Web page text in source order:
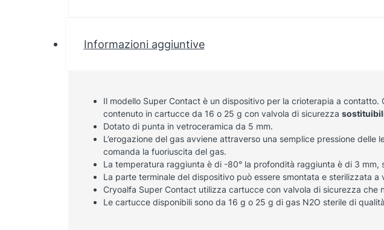
Informazioni aggiuntive
Il modello Super Contact è un dispositivo per la crioterapia a contatto.
contenuto in cartucce da 16 o 25 g con valvola di sicurezza
Dotato di punta in vetroceramica da 5 mm.
L’erogazione del gas avviene attraverso una semplice pressione
comanda la fuoriuscita del gas.
La temperatura raggiunta è di -80° la profondità raggiunta è di 3 mm,
La parte terminale del dispositivo può essere smontata e sterilizzata a
Cryoalfa Super Contact utilizza cartucce con valvola di sicurezza
Le cartucce disponibili sono da 16 g o 25 g di gas N2O sterile di